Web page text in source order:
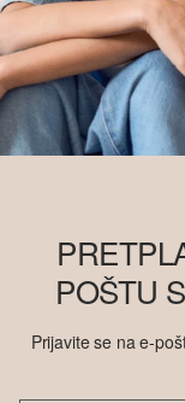
POŠTU
Prijavite se na e-